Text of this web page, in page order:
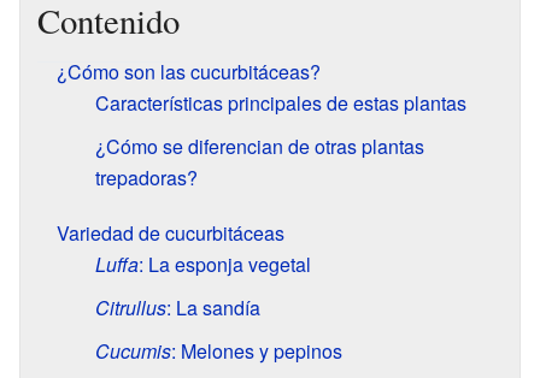
Contenido
¿Cómo son las cucurbitáceas?
Características principales de estas plantas
¿Cómo se diferencian de otras plantas
trepadoras?
Variedad de cucurbitáceas
Luffa: La esponja vegetal
Citrullus: La sandía
Cucumis: Melones y pepinos